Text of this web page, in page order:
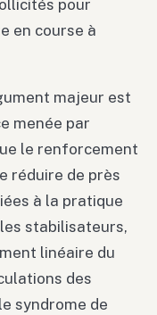
pour
en course à
majeur est
menée par
le renforcement
réduire de près
à la pratique
stabilisateurs,
linéaire du
des
syndrome de